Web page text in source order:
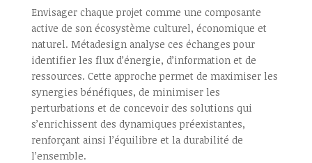
Envisager chaque projet comme une composante
active de son écosystème culturel, économique et
naturel. Métadesign analyse ces échanges pour
identifier les flux d’énergie, d’information et de
ressources. Cette approche permet de maximiser les
synergies bénéfiques, de minimiser les
perturbations et de concevoir des solutions qui
s’enrichissent des dynamiques préexistantes,
renforçant ainsi l’équilibre et la durabilité de
l’ensemble.